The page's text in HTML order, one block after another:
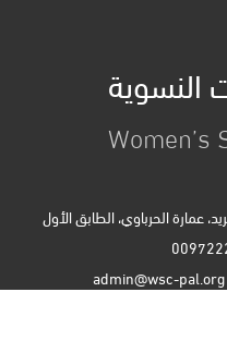
النسوية
Women’s
عمارة الحرباوي، الطابق الأول
admin@wsc-pal.org